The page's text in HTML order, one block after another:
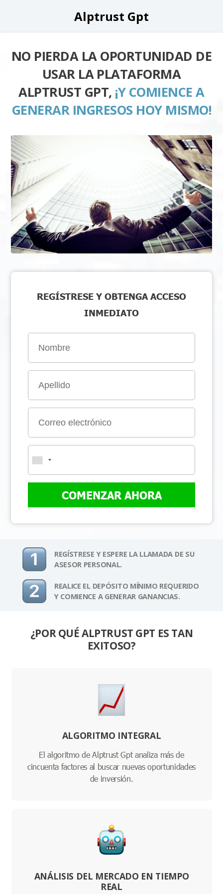
Alptrust Gpt
NO PIERDA LA OPORTUNIDAD DE
USAR LA PLATAFORMA
ALPTRUST GPT, ¡Y COMIENCE A
GENERAR INGRESOS HOY MISMO!
REGÍSTRESE Y OBTENGA ACCESO
INMEDIATO
COMENZAR AHORA
REGÍSTRESE Y ESPERE LA LLAMADA DE SU
ASESOR PERSONAL.
REALICE EL DEPÓSITO MÍNIMO REQUERIDO
Y COMIENCE A GENERAR GANANCIAS.
¿POR QUÉ ALPTRUST GPT ES TAN
EXITOSO?
ALGORITMO INTEGRAL
El algoritmo de Alptrust Gpt analiza más de
cincuenta factores al buscar nuevas oportunidades
de inversión.
ANÁLISIS DEL MERCADO EN TIEMPO
REAL